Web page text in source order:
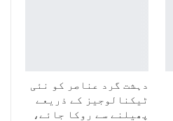
دہشت گرد عناصر کو نئی
ٹیکنالوجیز کے ذریعے
پھیلنے سے روکا جائے،